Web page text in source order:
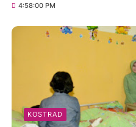
4:58:00 PM
KOSTRAD